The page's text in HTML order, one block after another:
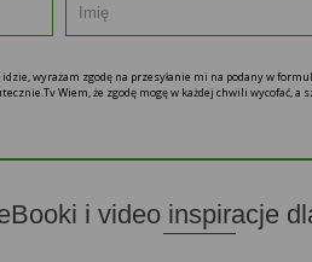
wyrażam zgodę na przesyłanie mi na podany w
Wiem, że zgodę mogę w każdej chwili wycofać,
i video inspiracje